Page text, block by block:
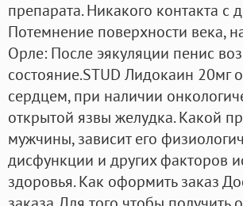
препарата. Никакого контакта
Потемнение поверхности века,
Орле: После эякуляции пенис
состояние.STUD Лидокаин
сердцем, при наличии
открытой язвы желудка. Какой
мужчины, зависит его
дисфункции и других факторов
здоровья. Как оформить заказ